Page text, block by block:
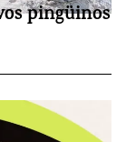
pingüinos